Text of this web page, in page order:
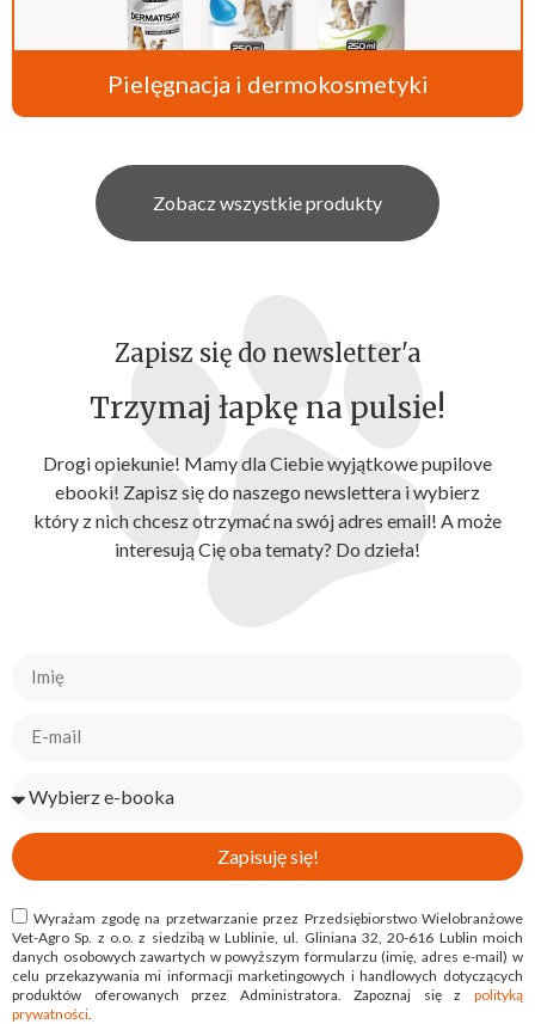
Pielęgnacja i dermokosmetyki
Zobacz wszystkie produkty
Zapisz się do newsletter'a
Trzymaj łapkę na pulsie!
Drogi opiekunie! Mamy dla Ciebie wyjątkowe pupilove
ebooki! Zapisz się do naszego newslettera i wybierz
który z nich chcesz otrzymać na swój adres email! A może
interesują Cię oba tematy? Do dzieła!
Wyrażam zgodę na przetwarzanie przez Przedsiębiorstwo Wielobranżowe
Vet-Agro Sp. z o.o. z siedzibą w Lublinie, ul. Gliniana 32, 20-616 Lublin moich
danych osobowych zawartych w powyższym formularzu (imię, adres e-mail) w
celu przekazywania mi informacji marketingowych i handlowych dotyczących
produktów oferowanych przez Administratora. Zapoznaj się z polityką
prywatności
Zapisuję się!